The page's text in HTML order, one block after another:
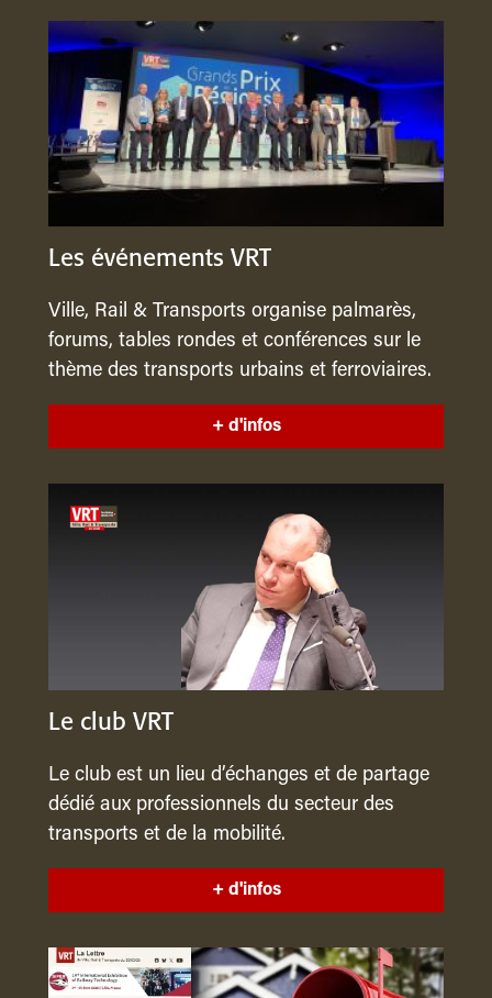
Les événements VRT
Ville, Rail & Transports organise palmarès,
forums, tables rondes et conférences sur le
thème des transports urbains et ferroviaires.
+ d'infos
Le club VRT
Le club est un lieu d’échanges et de partage
dédié aux professionnels du secteur des
transports et de la mobilité.
+ d'infos